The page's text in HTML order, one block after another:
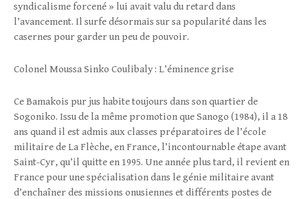
syndicalisme forcené » lui avait valu du retard dans
l’avancement. Il surfe désormais sur sa popularité dans les
casernes pour garder un peu de pouvoir.
Colonel Moussa Sinko Coulibaly : L’éminence grise
Ce Bamakois pur jus habite toujours dans son quartier de
Sogoniko. Issu de la même promotion que Sanogo (1984), il a 18
ans quand il est admis aux classes préparatoires de l’école
militaire de La Flèche, en France, l’incontournable étape avant
Saint-Cyr, qu’il quitte en 1995. Une année plus tard, il revient en
France pour une spécialisation dans le génie militaire avant
d’enchaîner des missions onusiennes et différents postes de